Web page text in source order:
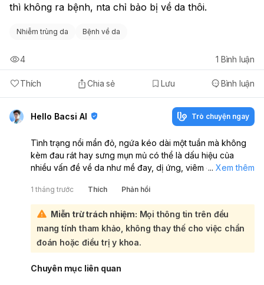
thì không ra bệnh, nta chỉ bảo bị về da thôi.
Nhiễm trùng da Bệnh về da
Thích Chia sẻ Lưu Bình luận
4 1 Bình luận
Hello Bacsi AI Trò chuyện ngay
Tình trạng nổi mẩn đỏ, ngứa kéo dài một tuần mà không
kèm đau rát hay sưng mụn mủ có thể là dấu hiệu của
nhiều vấn đề về da như mề đay, dị ứng, viêm da tiếp xúc,
chẩn đoán cụ thể, bạn nên đến khám bác sĩ chuyên khoa
da liễu để được thăm khám kỹ lưỡng hơn:
Các nguyên nhân phổ biến gây nổi mẩn đỏ và ngứa bao
gồm:
Nổi mề đay: Biểu hiện bằng các mảng đỏ, ngứa, có thể
do dị ứng thực phẩm, phấn hoa, thuốc, hoặc côn trùng
cắn.
... Xem thêm
1 tháng trước Thích Phản hồi
Miễn trừ trách nhiệm: Mọi thông tin trên đều
mang tính tham khảo, không thay thế cho việc chẩn
đoán hoặc điều trị y khoa.
Chuyên mục liên quan